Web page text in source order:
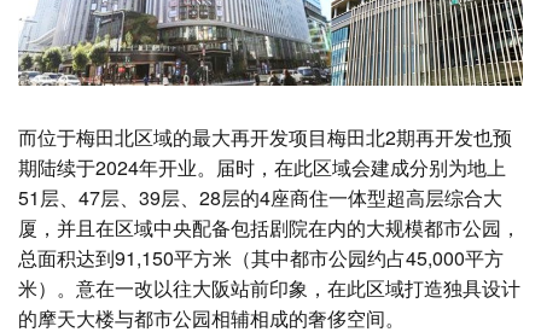
而位于梅田北区域的最大再开发项目梅田北2期再开发也预
期陆续于2024年开业。届时，在此区域会建成分别为地上
51层、47层、39层、28层的4座商住一体型超高层综合大
厦，并且在区域中央配备包括剧院在内的大规模都市公园，
总面积达到91,150平方米（其中都市公园约占45,000平方
米）。意在一改以往大阪站前印象，在此区域打造独具设计
的摩天大楼与都市公园相辅相成的奢侈空间。